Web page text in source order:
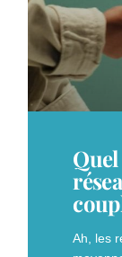
Quel
Ah, les